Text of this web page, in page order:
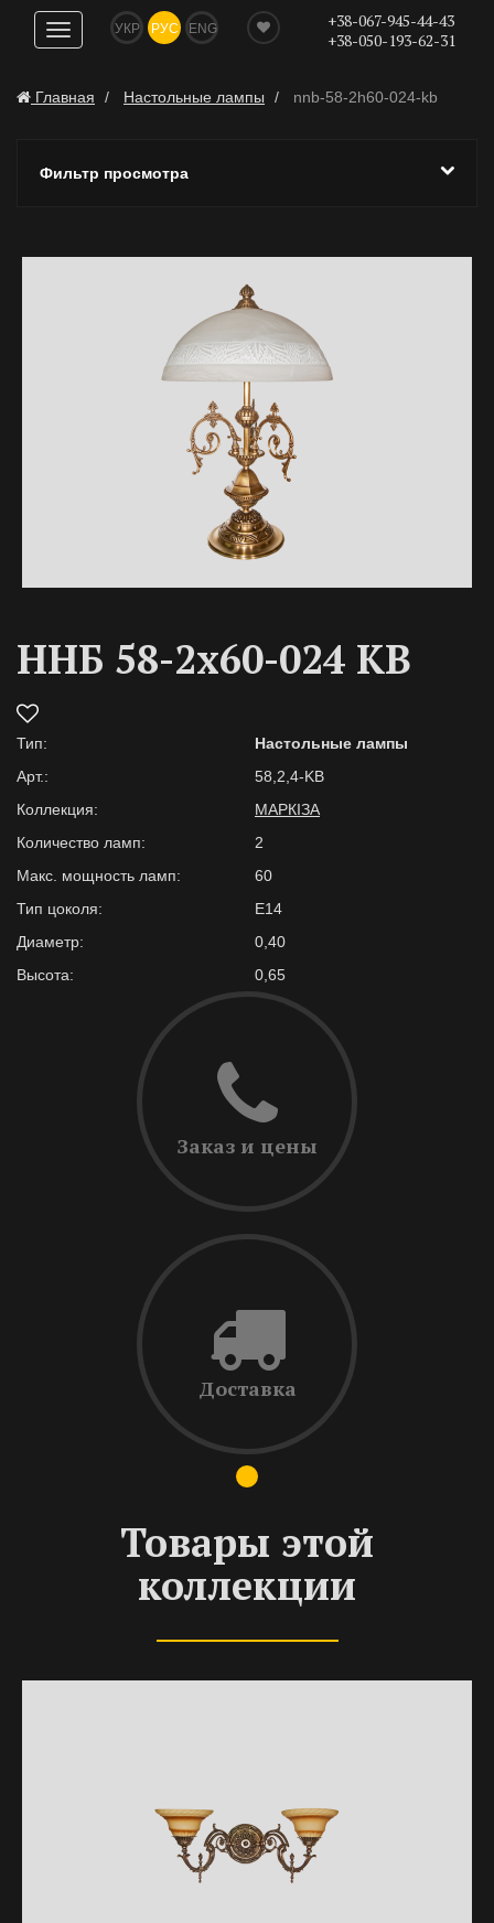
Показать
навигацию
УКР РУС ENG
+38-067-945-44-43
+38-050-193-62-31
Главная Настольные лампы nnb-58-2h60-024-kb
Фильтр просмотра
ННБ 58-2х60-024 KB
Тип:
Настольные лампы
Арт.:
58,2,4-KB
Коллекция:
МАРКІЗА
Количество ламп:
2
Макс. мощность ламп:
60
Тип цоколя:
E14
Диаметр:
0,40
Высота:
0,65
Заказ и цены
Доставка
Товары этой
коллекции